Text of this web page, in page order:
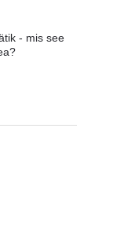
- mis see